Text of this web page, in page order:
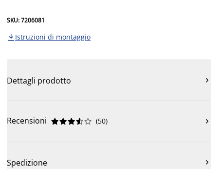
SKU: 7206081
 Istruzioni di montaggio
Dettagli prodotto 
Recensioni 




 (50) 
Spedizione 